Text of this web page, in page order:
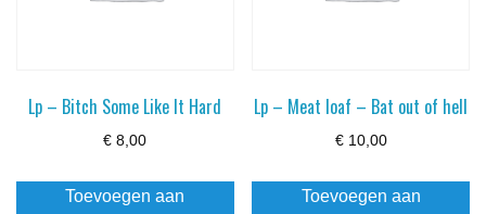
Lp – Bitch Some Like It Hard
€ 8,00
Toevoegen aan
Lp – Meat loaf – Bat out of hell
€10,00
Toevoegen aan